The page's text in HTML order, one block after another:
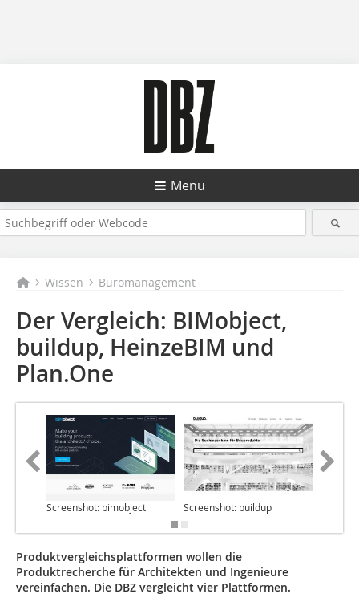
Menü
Wissen Büromanagement
Der Vergleich: BIMobject,
buildup, HeinzeBIM und
Plan.One
Screenshot: bimobject Screenshot: buildup
Produktvergleichsplattformen wollen die
Produktrecherche für Architekten und Ingenieure
vereinfachen. Die DBZ vergleicht vier Plattformen.